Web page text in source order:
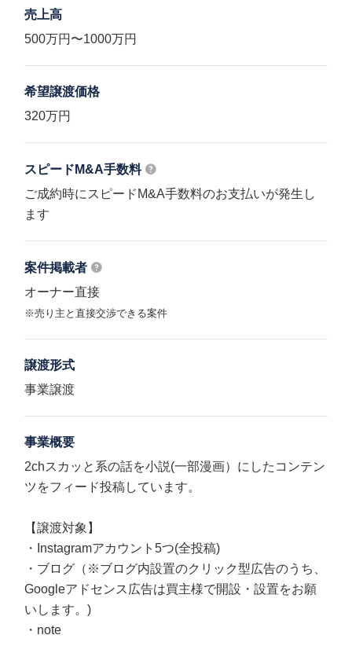
売上高
500万円〜1000万円
希望譲渡価格
320万円
スピードM&A手数料
ご成約時にスピードM&A手数料のお支払いが発生し
ます
案件掲載者
オーナー直接
※売り主と直接交渉できる案件
譲渡形式
事業譲渡
事業概要
2chスカッと系の話を小説(一部漫画）にしたコンテン
ツをフィード投稿しています。
【譲渡対象】
・Instagramアカウント5つ(全投稿)
・ブログ（※ブログ内設置のクリック型広告のうち、
Googleアドセンス広告は買主様で開設・設置をお願
いします。)
・note